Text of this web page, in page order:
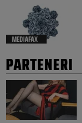
MEDIAFAX
PARTENERI